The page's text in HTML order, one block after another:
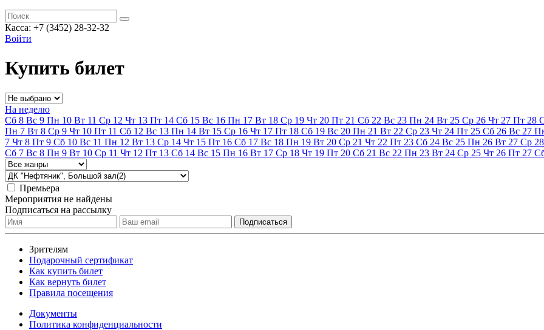
Касса: +7 (3452) 28-32-32
Войти
Купить билет
На неделю
Сб 8 Вс 9 Пн 10 Вт 11 Ср 12 Чт 13 Пт 14 Сб 15 Вс 16 Пн 17 Вт 18 Ср 19 Чт 20 Пт 21 Сб 22 Вс 23 Пн 24 Вт 25 Ср 26 Чт 27 Пт 28
Пн 7 Вт 8 Ср 9 Чт 10 Пт 11 Сб 12 Вс 13 Пн 14 Вт 15 Ср 16 Чт 17 Пт 18 Сб 19 Вс 20 Пн 21 Вт 22 Ср 23 Чт 24 Пт 25 Сб 26 Вс 27
7 Чт 8 Пт 9 Сб 10 Вс 11 Пн 12 Вт 13 Ср 14 Чт 15 Пт 16 Сб 17 Вс 18 Пн 19 Вт 20 Ср 21 Чт 22 Пт 23 Сб 24 Вс 25 Пн 26 Вт 27 Ср 28
Сб 7 Вс 8 Пн 9 Вт 10 Ср 11 Чт 12 Пт 13 Сб 14 Вс 15 Пн 16 Вт 17 Ср 18 Чт 19 Пт 20 Сб 21 Вс 22 Пн 23 Вт 24 Ср 25 Чт 26 Пт 27
Премьера
Мероприятия не найдены
Подписаться на рассылку
Зрителям
Подарочный сертификат
Как купить билет
Как вернуть билет
Правила посещения
Документы
Политика конфиденциальности